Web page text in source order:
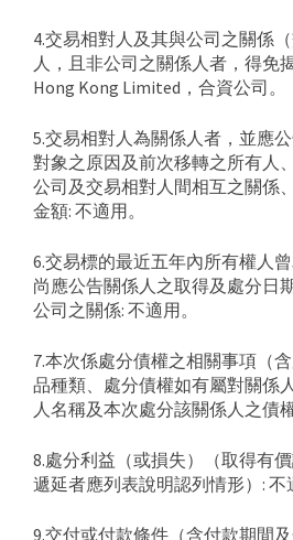
4.交易相對人及其與公司之關係
人，且非公司之關係人者，得免
Hong Kong Limited，合資公司。
5.交易相對人為關係人者，並應
對象之原因及前次移轉之所有人
公司及交易相對人間相互之關係
金額: 不適用。
6.交易標的最近五年內所有權人
尚應公告關係人之取得及處分日
公司之關係: 不適用。
7.本次係處分債權之相關事項（
品種類、處分債權如有屬對關係
人名稱及本次處分該關係人之債
8.處分利益（或損失）（取得有
遞延者應列表說明認列情形）: 不
9.交付或付款條件（含付款期間